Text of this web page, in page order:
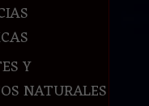
Y
NATURALES